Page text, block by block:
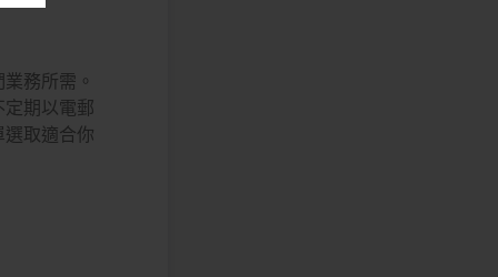
務所需。
定期以電郵
選取適合你